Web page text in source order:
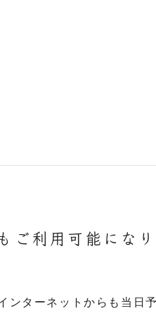
ご利用可能にな
ターネットからも当日